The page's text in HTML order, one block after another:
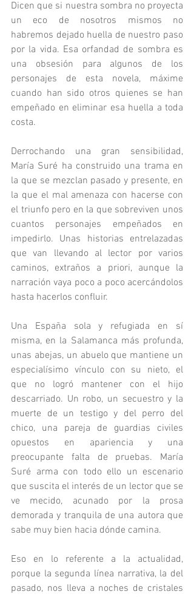
Dicen que si nuestra sombra no proyecta
un eco de nosotros mismos no
habremos dejado huella de nuestro paso
por la vida. Esa orfandad de sombra es
una obsesión para algunos de los
personajes de esta novela, máxime
cuando han sido otros quienes se han
empeñado en eliminar esa huella a toda
costa.
Derrochando una gran sensibilidad,
María Suré ha construido una trama en
la que se mezclan pasado y presente, en
la que el mal amenaza con hacerse con
el triunfo pero en la que sobreviven unos
cuantos personajes empeñados en
impedirlo. Unas historias entrelazadas
que van llevando al lector por varios
caminos, extraños a priori, aunque la
narración vaya poco a poco acercándolos
hasta hacerlos confluir.
Una España sola y refugiada en sí
misma, en la Salamanca más profunda,
unas abejas, un abuelo que mantiene un
especialísimo vínculo con su nieto, el
que no logró mantener con el hijo
descarriado. Un robo, un secuestro y la
muerte de un testigo y del perro del
chico, una pareja de guardias civiles
opuestos en apariencia y una
preocupante falta de pruebas. María
Suré arma con todo ello un escenario
que suscita el interés de un lector que se
ve mecido, acunado por la prosa
demorada y tranquila de una autora que
sabe muy bien hacia dónde camina.
Eso en lo referente a la actualidad,
porque la segunda línea narrativa, la del
pasado, nos lleva a noches de cristales